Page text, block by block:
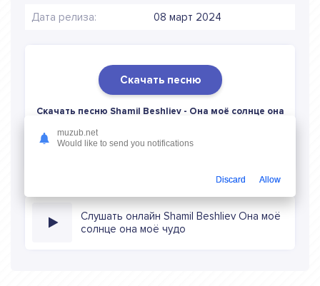
Дата релиза: 08 март 2024
Скачать песню
Скачать песню Shamil Beshliev - Она моё солнце она
бесплатно или слушать музыку в режиме онлайн
Слушать онлайн Shamil Beshliev Она моё
солнце она моё чудо
muzub.net
Would like to send you notifications
Discard Allow